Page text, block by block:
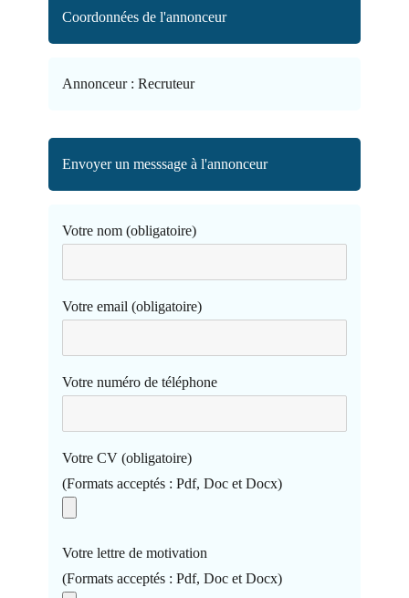
Coordonnées de l'annonceur
Annonceur : Recruteur
Envoyer un messsage à l'annonceur
Votre nom (obligatoire)
Votre email (obligatoire)
Votre numéro de téléphone
Votre CV (obligatoire)
(Formats acceptés : Pdf, Doc et Docx)
Votre lettre de motivation
(Formats acceptés : Pdf, Doc et Docx)